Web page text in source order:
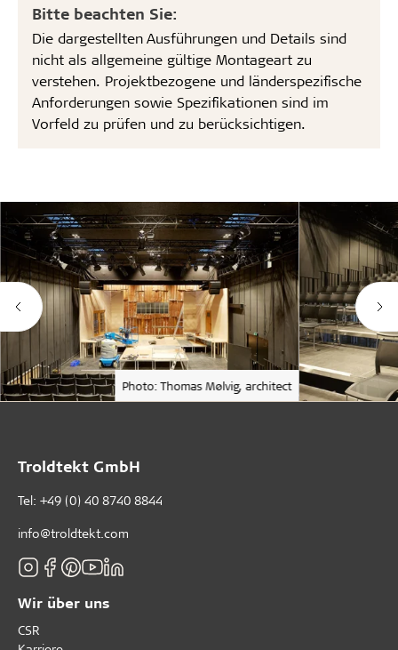
Bitte beachten Sie:
Die dargestellten Ausführungen und Details sind
nicht als allgemeine gültige Montageart zu
verstehen. Projektbezogene und länderspezifische
Anforderungen sowie Spezifikationen sind im
Vorfeld zu prüfen und zu berücksichtigen.
Photo: Thomas Mølvig, architect
Troldtekt GmbH
Tel: +49 (0) 40 8740 8844
info@troldtekt.com
Wir über uns
CSR